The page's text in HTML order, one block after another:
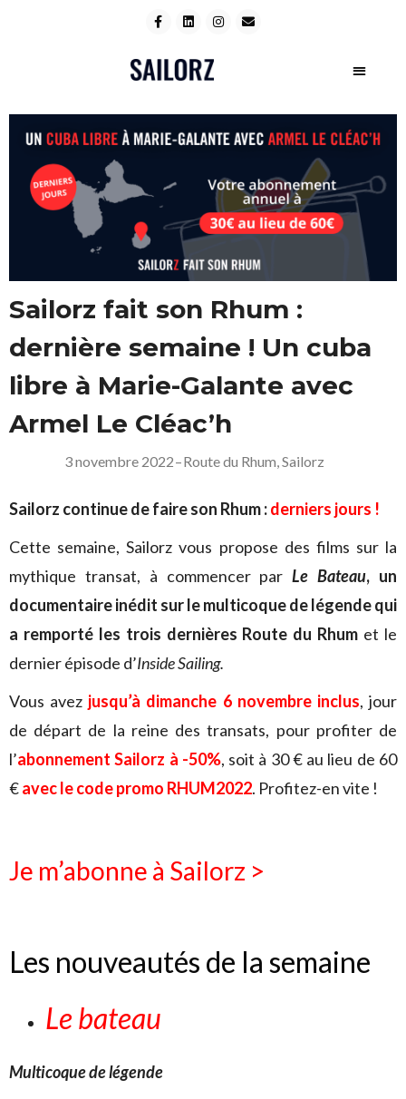
Sailorz fait son Rhum :
dernière semaine ! Un cuba
libre à Marie-Galante avec
Armel Le Cléac’h
3 novembre 2022–Route du Rhum,Sailorz
Sailorz continue de faire son Rhum :derniers jours !
Cette semaine, Sailorz vous propose des films sur la
mythique transat, à commencer parLe Bateau, un
documentaire inédit sur le multicoque de légende qui
a remporté les trois dernières Route du Rhum et le
dernier épisode d’Inside Sailing.
Vous avez jusqu’à dimanche 6 novembre inclus, jour
de départ de la reine des transats, pour profiter de
l’abonnement Sailorz à -50%, soit à 30 € au lieu de 60
€avec le code promo RHUM2022. Profitez-en vite !
Je m’abonne à Sailorz >
Les nouveautés de la semaine
Le bateau
Multicoque de légende